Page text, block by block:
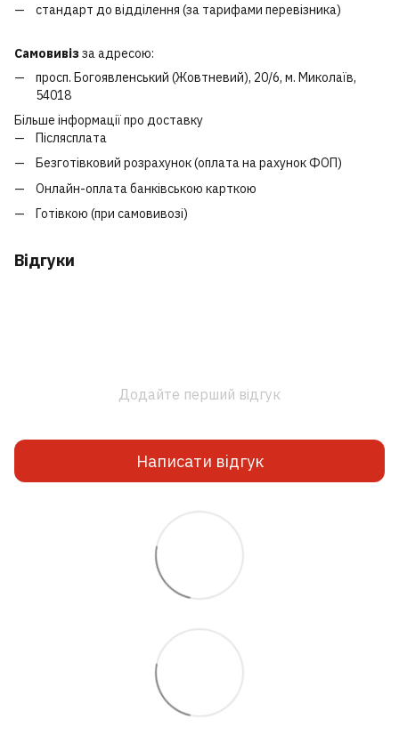
стандарт до відділення (за тарифами перевізника)
Самовивізза адресою:
просп. Богоявленський (Жовтневий), 20/6, м. Миколаїв,
54018
Більше інформації про доставку
Післясплата
Безготівковий розрахунок (оплата на рахунок ФОП)
Онлайн-оплата банківською карткою
Готівкою (при самовивозі)
Відгуки
Додайте перший відгук
Написати відгук